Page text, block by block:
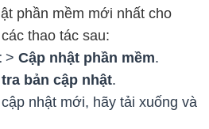
phần mềm mới nhất cho
thao tác sau:
> Cập nhật phần mềm.
bản cập nhật.
nhật mới, hãy tải xuống và